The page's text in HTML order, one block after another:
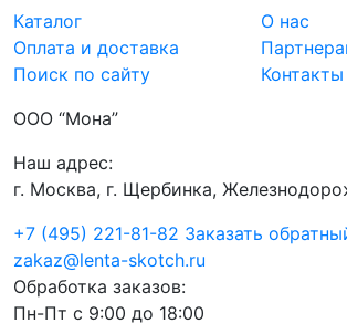
Каталог
Оплата и доставка
Поиск по сайту
О нас
Контакты
ООО “Мона”
Наш адрес:
г. Москва, г. Щербинка,
+7 (495) 221-81-82 Заказать
zakaz@lenta-skotch.ru
Обработка заказов:
Пн-Пт с 9:00 до 18:00